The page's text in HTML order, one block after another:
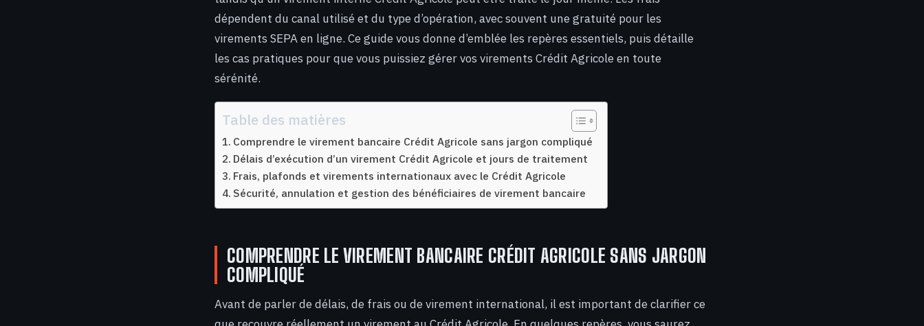
dépendent du canal utilisé et du type d’opération, avec souvent une gratuité pour les
virements SEPA en ligne. Ce guide vous donne d’emblée les repères essentiels, puis détaille
les cas pratiques pour que vous puissiez gérer vos virements Crédit Agricole en toute
sérénité.
Table des matières
Comprendre le virement bancaire Crédit Agricole sans jargon compliqué
Délais d’exécution d’un virement Crédit Agricole et jours de traitement
Frais, plafonds et virements internationaux avec le Crédit Agricole
Sécurité, annulation et gestion des bénéficiaires de virement bancaire
COMPRENDRE LE VIREMENT BANCAIRE CRÉDIT AGRICOLE SANS JARGON
COMPLIQUÉ
Avant de parler de délais, de frais ou de virement international, il est important de clarifier ce